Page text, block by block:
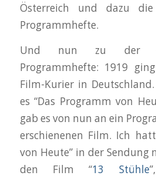
Österreich und dazu die
Programmhefte.
Und nun zu der
Programmhefte: 1919
Film-Kurier in
es “Das Programm von
gab es von nun an ein
erschienenen Film. Ich
von Heute” in der Sendung
den Film “13 Stühle